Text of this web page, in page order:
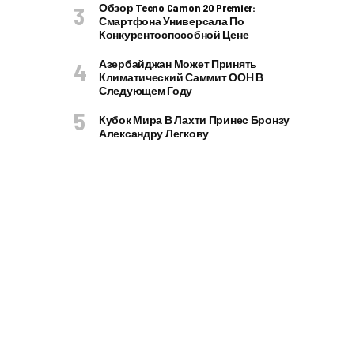
Обзор Tecno Camon 20 Premier:
Смартфона Универсала По
Конкурентоспособной Цене
Азербайджан Может Принять
Климатический Саммит ООН В
Следующем Году
Кубок Мира В Лахти Принес Бронзу
Александру Легкову